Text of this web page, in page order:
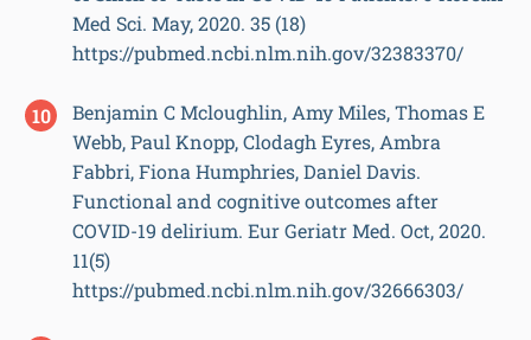
Med Sci. May, 2020. 35 (18)
https://pubmed.ncbi.nlm.nih.gov/32383370/
Benjamin C Mcloughlin, Amy Miles, Thomas E
Webb, Paul Knopp, Clodagh Eyres, Ambra
Fabbri, Fiona Humphries, Daniel Davis.
Functional and cognitive outcomes after
COVID-19 delirium. Eur Geriatr Med. Oct, 2020.
11(5)
https://pubmed.ncbi.nlm.nih.gov/32666303/